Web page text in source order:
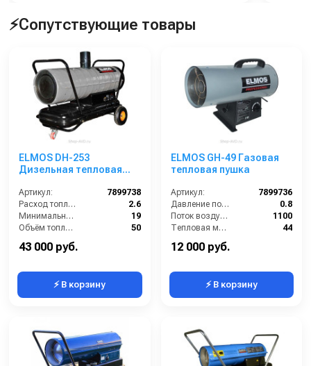
⚡Сопутствующие товары
ELMOS DH-253
Дизельная тепловая
Артикул:
7899738
Расход топлива (л/ч):
2.6
Минимальное время работы при полном баке (ч):
19
Объём топливного бака (л):
50
Поток воздуха (м3/час):
43 000 руб.
⚡ В корзину
ELMOS GH-49 Газовая
тепловая пушка
Артикул:
7899736
Давление подачи газа (бар):
0.8
Поток воздуха (м3/час):
1100
Тепловая мощность / производительность (кВт):
44
Габариты (ДхШхВ):
12 000 руб.
⚡ В корзину